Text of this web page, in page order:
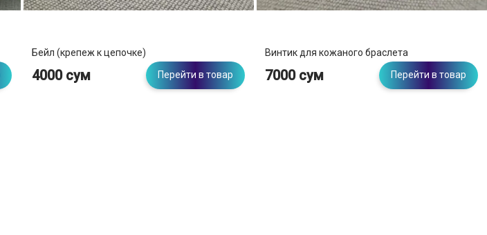
Бейл (крепеж к цепочке)
4000 сум Перейти в товар
Винтик для кожаного браслета
7000 сум Перейти в товар